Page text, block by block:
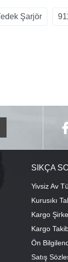
Şarjör
SIKÇA
Yivsiz Av
Kurusıkı
Kargo
Kargo
Ön
Satış